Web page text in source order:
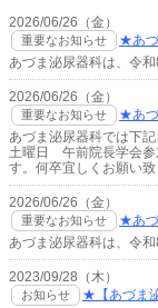
2026/06/26（金）
重要なお知らせ
★あ
あづま泌尿器科は、令
2026/06/26（金）
重要なお知らせ
★あ
あづま泌尿器科では下
土曜日 午前院長学会参
す。何卒宜しくお願い致
2026/06/26（金）
重要なお知らせ
★あ
あづま泌尿器科は、令
2023/09/28（木）
お知らせ
★【あづま